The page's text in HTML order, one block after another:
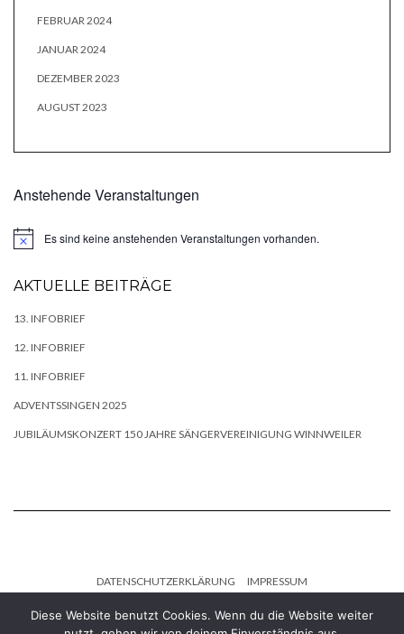
FEBRUAR 2024
JANUAR 2024
DEZEMBER 2023
AUGUST 2023
Anstehende Veranstaltungen
HinweisEs sind keine anstehenden Veranstaltungen vorhanden.
AKTUELLE BEITRÄGE
13. INFOBRIEF
12. INFOBRIEF
11. INFOBRIEF
ADVENTSSINGEN 2025
JUBILÄUMSKONZERT 150 JAHRE SÄNGERVEREINIGUNG WINNWEILER
DATENSCHUTZERKLÄRUNG IMPRESSUM
Diese Website benutzt Cookies. Wenn du die Website weiter